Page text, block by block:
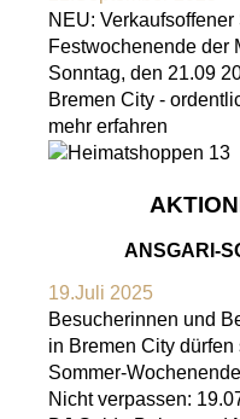
NEU:
Festwochenende der
Sonntag, den 21.09
Bremen City -
mehr erfahren
ANSGARI-
19.Juli 2025
Besucherinnen und
in Bremen City
Sommer-
Nicht verpassen: